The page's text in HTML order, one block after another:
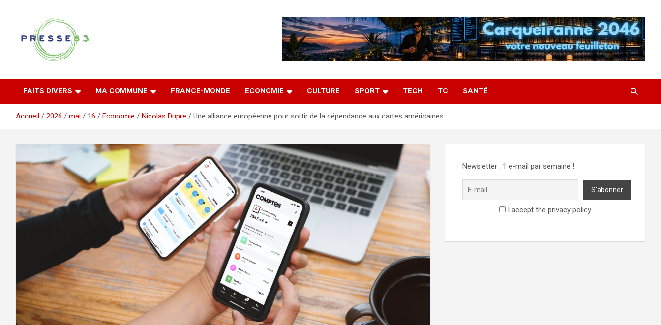
Presse 83
FAITS DIVERS MA COMMUNE FRANCE-MONDE ECONOMIE CULTURE SPORT TECH TC SANTÉ
Accueil 2026 mai 16 Economie Nicolas Dupre Une alliance européenne pour sortir de la dépendance aux cartes américaines
Newsletter : 1 e-mail par semaine !
I accept the privacy policy